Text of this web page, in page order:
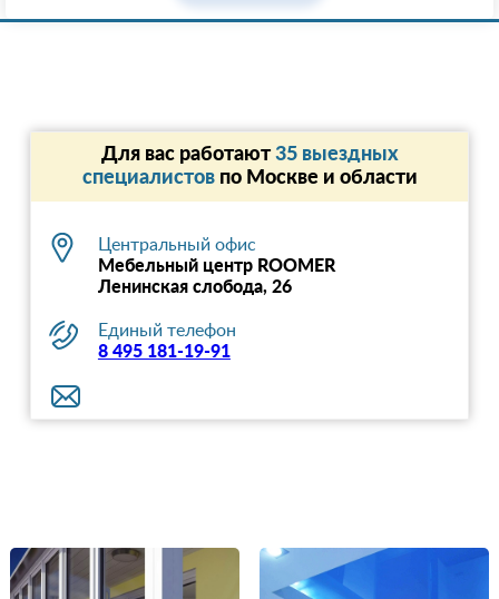
Для вас работают35 выездных
специалистовпо Москве и области
Центральный офис
Мебельный центр ROOMER
Ленинская слобода, 26
Единый телефон
8 495 181-19-91